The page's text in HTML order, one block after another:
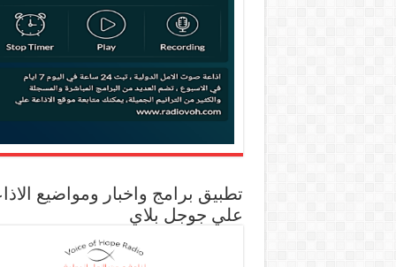
تطبيق برامج واخبار ومواضيع
علي جوجل بلاي